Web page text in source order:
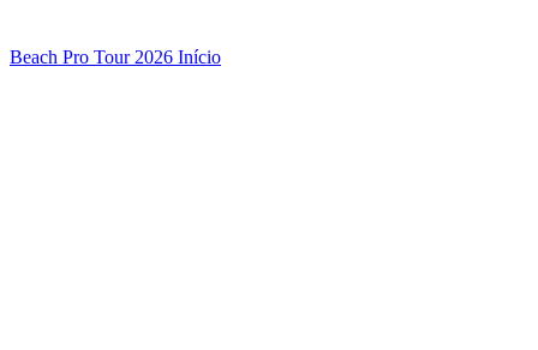
Beach Pro Tour 2026 Início